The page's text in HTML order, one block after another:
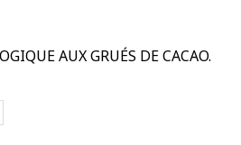
AUX GRUÉS DE CACAO.